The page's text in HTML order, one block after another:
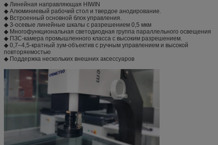
◆ Линейная направляющая HIWIN
◆ Алюминиевый рабочий стол и твердое анодирование.
◆ Встроенный основной блок управления.
◆ 3-осевые линейные шкалы с разрешением 0,5 мкм
◆ Многофункциональная светодиодная группа параллельного освещения
◆ ПЗС-камера промышленного класса с высоким разрешением.
◆ 0,7–4,5-кратный зум-объектив с ручным управлением и высокой
повторяемостью
◆ Поддержка нескольких внешних аксессуаров